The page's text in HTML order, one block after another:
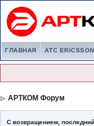
ГЛАВНАЯ АТС
АРТКОМ Форум
С возвращением,